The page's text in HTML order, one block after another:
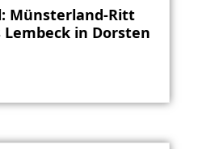
Münsterland-Ritt
Lembeck in Dorsten